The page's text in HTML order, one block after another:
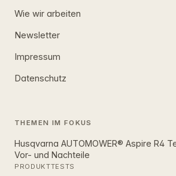
Wie wir arbeiten
Newsletter
Impressum
Datenschutz
THEMEN IM FOKUS
Husqvarna AUTOMOWER® Aspire R4
Vor- und Nachteile
PRODUKTTESTS